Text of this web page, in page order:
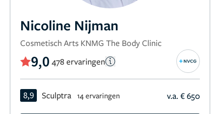
Nicoline Nijman
Cosmetisch Arts KNMG The Body Clinic
9,0 478 ervaringen
8,9 Sculptra 14 ervaringen v.a. € 650